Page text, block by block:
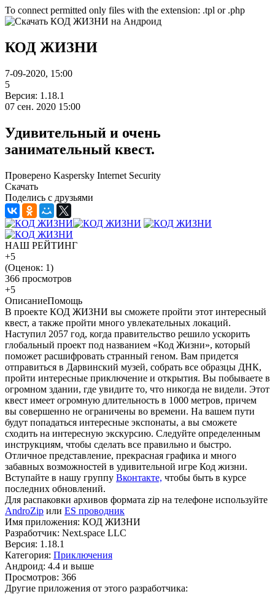
To connect permitted only files with the extension: .tpl or .php
КОД ЖИЗНИ
7-09-2020, 15:00
5
Версия: 1.18.1
07 сен. 2020 15:00
Удивительный и очень
занимательный квест.
Проверено Kaspersky Internet Security
Скачать
Поделись с друзьями
НАШ РЕЙТИНГ
+5
(Оценок: 1)
366 просмотров
+5
ОписаниеПомощь
В проекте КОД ЖИЗНИ вы сможете пройти этот интересный
квест, а также пройти много увлекательных локаций.
Наступил 2057 год, когда правительство решило ускорить
глобальный проект под названием «Код Жизни», который
поможет расшифровать странный геном. Вам придется
отправиться в Дарвинский музей, собрать все образцы ДНК,
пройти интересные приключение и открытия. Вы побываете в
огромном здании, где увидите то, что никогда не видели. Этот
квест имеет огромную длительность в 1000 метров, причем
вы совершенно не ограничены во времени. На вашем пути
будут попадаться интересные экспонаты, а вы сможете
сходить на интересную экскурсию. Следуйте определенным
инструкциям, чтобы сделать все правильно и быстро.
Отличное представление, прекрасная графика и много
забавных возможностей в удивительной игре Код жизни.
Вступайте в нашу группу Вконтакте, чтобы быть в курсе
последних обновлений.
Для распаковки архивов формата zip на телефоне используйте
AndroZip или ES проводник
Имя приложения: КОД ЖИЗНИ
Разработчик: Next.space LLC
Версия: 1.18.1
Категория: Приключения
Андроид: 4.4 и выше
Просмотров: 366
Другие приложения от этого разработчика: